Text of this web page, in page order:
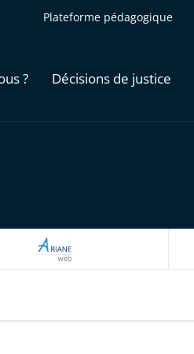
Plateforme pédagogique
? Décisions de justice
ARIANEWEB